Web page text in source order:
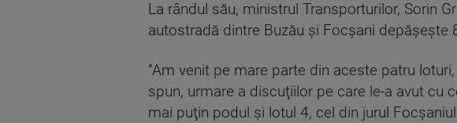
La rândul său, ministrul Transporturilor, Sorin
autostradă dintre Buzău şi Focşani depăşeşte
”Am venit pe mare parte din aceste patru
spun, urmare a discuţiilor pe care le-a avut cu
mai puţin podul şi lotul 4, cel din jurul